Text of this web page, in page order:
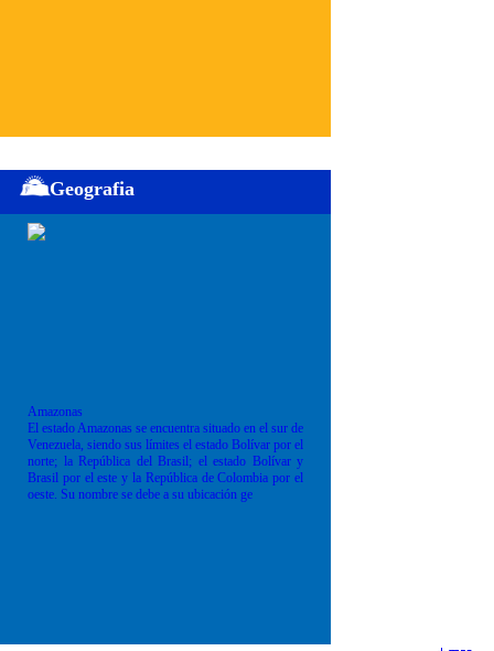
Geografia
Amazonas
El estado Amazonas se encuentra situado en el sur de
Venezuela, siendo sus límites el estado Bolívar por el
norte; la República del Brasil; el estado Bolívar y
Brasil por el este y la República de Colombia por el
oeste. Su nombre se debe a su ubicación ge